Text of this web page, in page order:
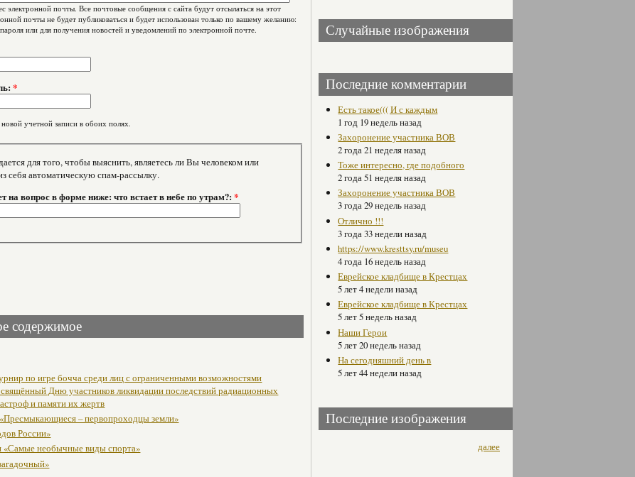
электронной почты. Все почтовые сообщения с сайта будут отсылаться на этот
почты не будет публиковаться и будет использован только по вашему желанию:
или для получения новостей и уведомлений по электронной почте.
*
учетной записи в обоих полях.
для того, чтобы выяснить, являетесь ли Вы человеком или
себя автоматическую спам-рассылку.
на вопрос в форме ниже: что встает в небе по утрам?:*
содержимое
по игре бочча среди лиц с ограниченными возможностями
Дню участников ликвидации последствий радиационных
и памяти их жертв
– первопроходцы земли»
России»
«Самые необычные виды спорта»
Случайные изображения
Последние комментарии
Есть такое((( И с каждым
1 год 19 недель назад
Захоронение участника ВОВ
2 года 21 неделя назад
Тоже интересно, где подобного
2 года 51 неделя назад
Захоронение участника ВОВ
3 года 29 недель назад
Отлично !!!
3 года 33 недели назад
https://www.kresttsy.ru/museu
4 года 16 недель назад
Еврейское кладбище в Крестцах
5 лет 4 недели назад
Еврейское кладбище в Крестцах
5 лет 5 недель назад
Наши Герои
5 лет 20 недель назад
На сегодняшний день в
5 лет 44 недели назад
Последние изображения
далее